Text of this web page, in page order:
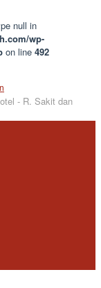
null in
wp-
on line 492
- R. Sakit dan